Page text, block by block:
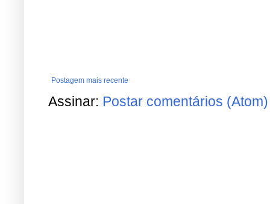
Postagem mais recente
Assinar: Postar comentários (Atom)